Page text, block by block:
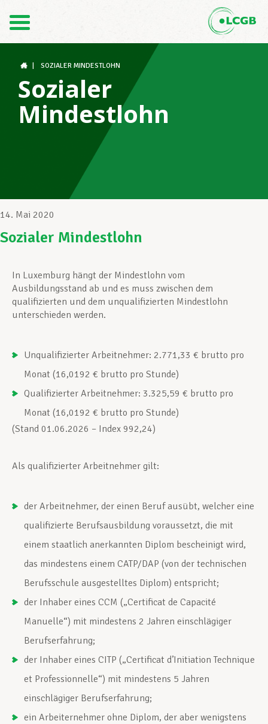
FR
Der LCGB
Gewerkschaftsstrukturen
Unterstützung im Arbeitsalltag
Unterstützung im Privatleben
Mitglied werden
SOZIALER MINDESTLOHN
Sozialer
Mindestlohn
14. Mai 2020
Sozialer Mindestlohn
In Luxemburg hängt der Mindestlohn vom
Ausbildungsstand ab und es muss zwischen dem
qualifizierten und dem unqualifizierten Mindestlohn
unterschieden werden.
Unqualifizierter Arbeitnehmer: 2.771,33 € brutto pro
Monat (16,0192 € brutto pro Stunde)
Qualifizierter Arbeitnehmer: 3.325,59 € brutto pro
Monat (16,0192 € brutto pro Stunde)
(Stand 01.06.2026 – Index 992,24)
Als qualifizierter Arbeitnehmer gilt:
der Arbeitnehmer, der einen Beruf ausübt, welcher eine
qualifizierte Berufsausbildung vo­raussetzt, die mit
einem staatlich anerkannten Diplom bescheinigt wird,
das mindestens einem CATP/DAP (von der technischen
Berufsschule ausgestelltes Diplom) entspricht;
der Inhaber eines CCM („Certificat de Capacité
Manuelle“) mit mindestens 2 Jahren ein­schlägiger
Berufserfahrung;
der Inhaber eines CITP („Certificat d’Initiation Technique
et Professionnelle“) mit mindes­tens 5 Jahren
einschlägiger Berufserfahrung;
ein Arbeiternehmer ohne Diplom, der aber wenigstens